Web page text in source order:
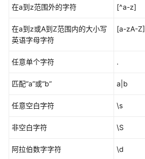
作
作
流
提
代
到
并
理
在a到z范围外的字符 [^a-z]
在a到z或A到Z范围内的大小写
英语字母字符
[a-zA-Z]
任意单个字符 .
匹配“a”或“b” a|b
任意空白字符 \s
非空白字符 \S
阿拉伯数字字符 \d